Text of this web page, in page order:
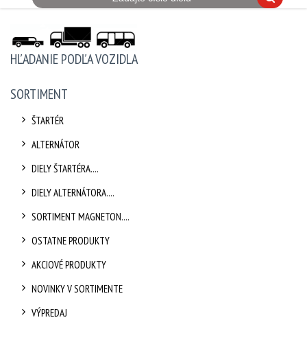
HĽADANIE PODĽA VOZIDLA
SORTIMENT
ŠTARTÉR
ALTERNÁTOR
DIELY ŠTARTÉRA....
DIELY ALTERNÁTORA....
SORTIMENT MAGNETON....
OSTATNE PRODUKTY
AKCIOVÉ PRODUKTY
NOVINKY V SORTIMENTE
VÝPREDAJ